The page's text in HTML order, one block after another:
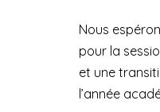
Nous
pour la
et une
l’année